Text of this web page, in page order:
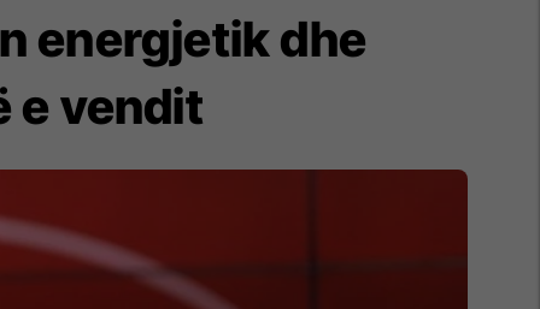
energjetik dhe
e vendit